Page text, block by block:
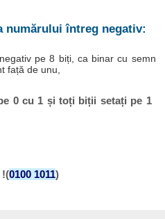
numărului întreg negativ:
pe 8 biți, ca binar cu semn
față de unu,
0 cu 1 și toți biții setați pe 1
!(0100 1011)